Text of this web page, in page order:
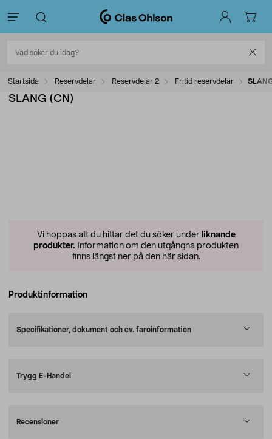
Startsida Reservdelar Reservdelar 2 Fritid reservdelar
SLANG (CN)
Vi hoppas att du hittar det du söker under liknande
produkter. Information om den utgångna produkten
finns längst ner på den här sidan.
Produktinformation
Specifikationer, dokument och ev. faroinformation
Trygg E-Handel
Recensioner